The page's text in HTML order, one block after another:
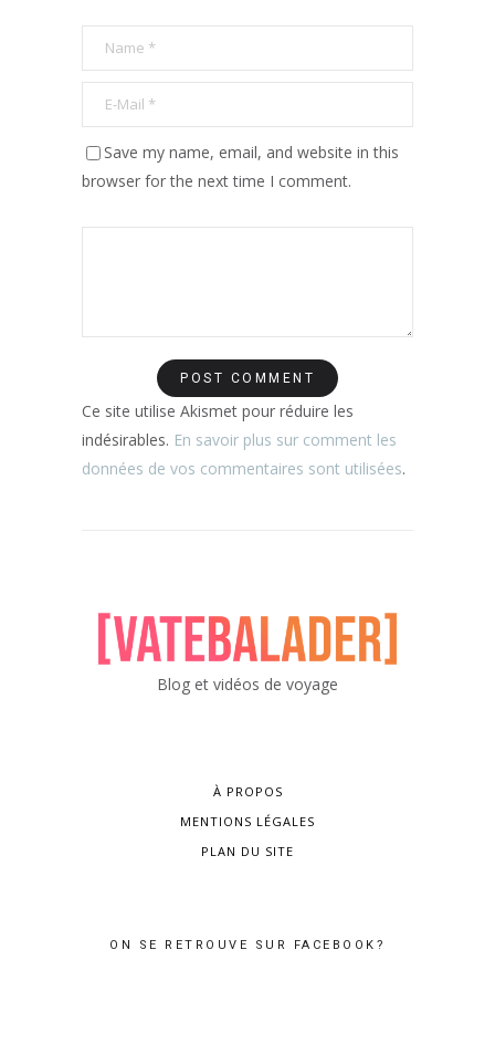
Save my name, email, and website in this
browser for the next time I comment.
Ce site utilise Akismet pour réduire les
indésirables. En savoir plus sur comment les
données de vos commentaires sont utilisées.
Blog et vidéos de voyage
À PROPOS
MENTIONS LÉGALES
PLAN DU SITE
ON SE RETROUVE SUR FACEBOOK?